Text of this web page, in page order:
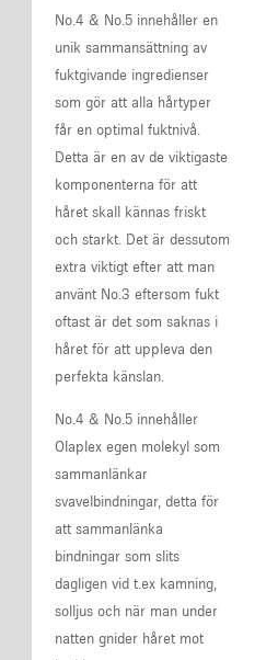
No.4 & No.5 innehåller en
unik sammansättning av
fuktgivande ingredienser
som gör att alla hårtyper
får en optimal fuktnivå.
Detta är en av de viktigaste
komponenterna för att
håret skall kännas friskt
och starkt. Det är dessutom
extra viktigt efter att man
använt No.3 eftersom fukt
oftast är det som saknas i
håret för att uppleva den
perfekta känslan.
No.4 & No.5 innehåller
Olaplex egen molekyl som
sammanlänkar
svavelbindningar, detta för
att sammanlänka
bindningar som slits
dagligen vid t.ex kamning,
solljus och när man under
natten gnider håret mot